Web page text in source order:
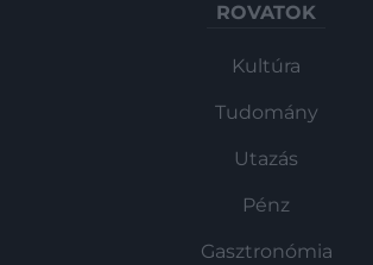
ROVATOK
Kultúra
Tudomány
Utazás
Pénz
Gasztronómia